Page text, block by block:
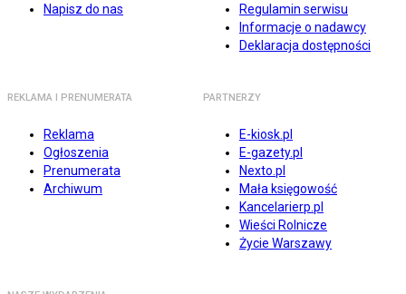
Napisz do nas
Regulamin serwisu
Informacje o nadawcy
Deklaracja dostępności
REKLAMA I PRENUMERATA
Reklama
Ogłoszenia
Prenumerata
Archiwum
PARTNERZY
E-kiosk.pl
E-gazety.pl
Nexto.pl
Mała księgowość
Kancelarierp.pl
Wieści Rolnicze
Życie Warszawy